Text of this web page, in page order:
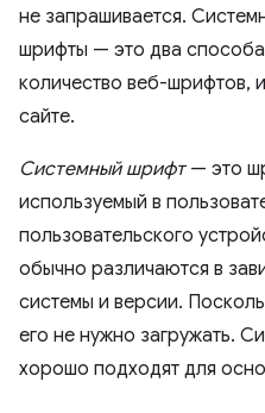
не запрашивается.
шрифты — это два
количество веб-шрифтов,
сайте.
Системный шрифт— это
используемый в
пользовательского
обычно различаются в
системы и версии.
его не нужно загружать.
хорошо подходят для